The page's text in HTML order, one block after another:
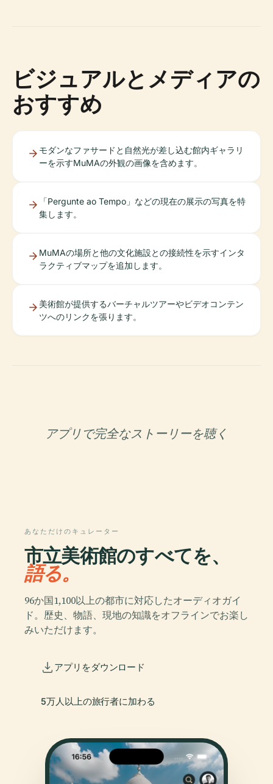
ビジュアルとメディアの
おすすめ
モダンなファサードと自然光が差し込む館内ギャラリ
ーを示すMuMAの外観の画像を含めます。
「Pergunte ao Tempo」などの現在の展示の写真を特
集します。
MuMAの場所と他の文化施設との接続性を示すインタ
ラクティブマップを追加します。
美術館が提供するバーチャルツアーやビデオコンテン
ツへのリンクを張ります。
アプリで完全なストーリーを聴く
あなただけのキュレーター
市立美術館のすべてを、
語る。
96か国1,100以上の都市に対応したオーディオガイ
ド。歴史、物語、現地の知識をオフラインでお楽し
みいただけます。
アプリをダウンロード
5万人以上の旅行者に加わる